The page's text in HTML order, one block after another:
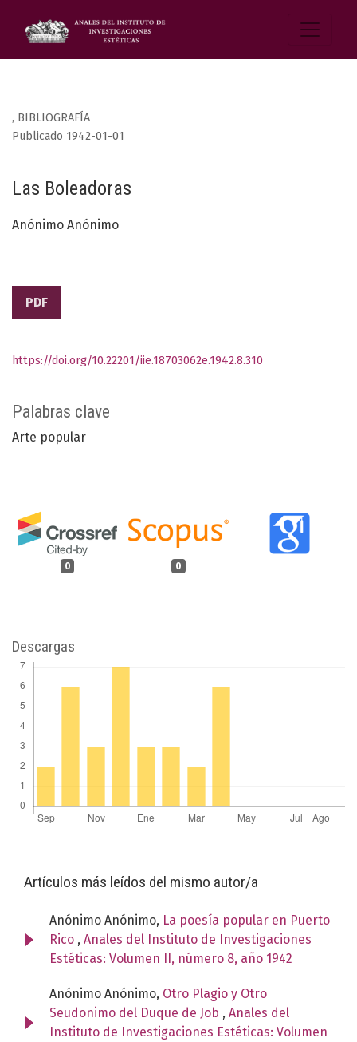
, BIBLIOGRAFÍA
Las Boleadoras
Publicado 1942-01-01
Anónimo Anónimo
PDF
Palabras clave
Arte popular
0 0
https://doi.org/10.22201/iie.18703062e.1942.8.310
Descargas
Artículos más leídos del mismo autor/a
Anónimo Anónimo, La poesía popular en Puerto
Rico , Anales del Instituto de Investigaciones
Estéticas: Volumen II, número 8, año 1942
Anónimo Anónimo, Otro Plagio y Otro
Seudonimo del Duque de Job , Anales del
Instituto de Investigaciones Estéticas: Volumen